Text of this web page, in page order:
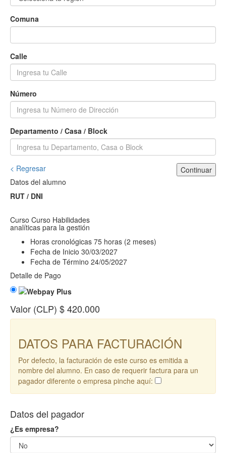
Comuna
Calle
Número
Departamento / Casa / Block
< Regresar
Continuar
Datos del alumno
RUT / DNI
Curso Curso Habilidades
analíticas para la gestión
Horas cronológicas 75 horas (2 meses)
Fecha de Inicio 30/03/2027
Fecha de Término 24/05/2027
Detalle de Pago
Valor (CLP) $ 420.000
DATOS PARA FACTURACIÓN
Por defecto, la facturación de este curso es emitida a
nombre del alumno. En caso de requerir factura para un
pagador diferente o empresa pinche aquí:
Datos del pagador
¿Es empresa?